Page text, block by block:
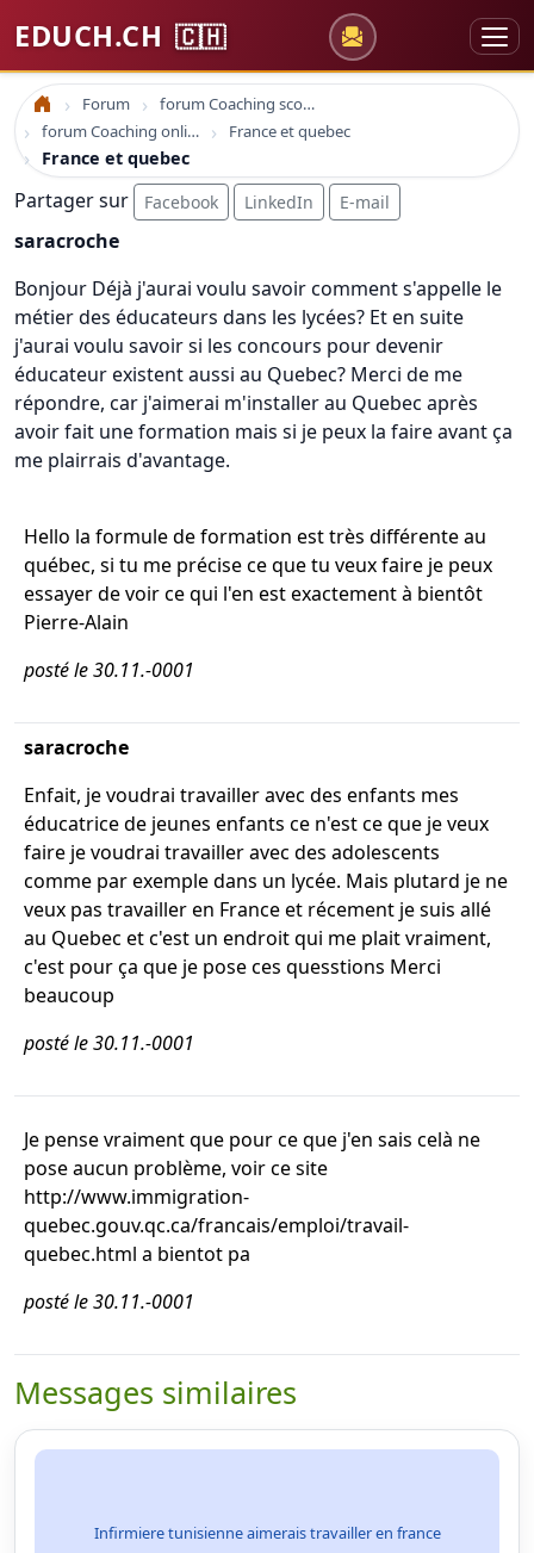
EDUCH.CH 🇨🇭
Accueil Forum
forum Coaching scolaire
forum Coaching online formation professionelle emploi education
France et quebec
France et quebec
Partager sur Facebook LinkedIn E-mail
saracroche
Bonjour Déjà j'aurai voulu savoir comment s'appelle le
métier des éducateurs dans les lycées? Et en suite
j'aurai voulu savoir si les concours pour devenir
éducateur existent aussi au Quebec? Merci de me
répondre, car j'aimerai m'installer au Quebec après
avoir fait une formation mais si je peux la faire avant ça
me plairrais d'avantage.
Hello la formule de formation est très différente au
québec, si tu me précise ce que tu veux faire je peux
essayer de voir ce qui l'en est exactement à bientôt
Pierre-Alain
posté le 30.11.-0001
saracroche
Enfait, je voudrai travailler avec des enfants mes
éducatrice de jeunes enfants ce n'est ce que je veux
faire je voudrai travailler avec des adolescents
comme par exemple dans un lycée. Mais plutard je ne
veux pas travailler en France et récement je suis allé
au Quebec et c'est un endroit qui me plait vraiment,
c'est pour ça que je pose ces quesstions Merci
beaucoup
posté le 30.11.-0001
Je pense vraiment que pour ce que j'en sais celà ne
pose aucun problème, voir ce site
http://www.immigration-
quebec.gouv.qc.ca/francais/emploi/travail-
quebec.html a bientot pa
posté le 30.11.-0001
Messages similaires
Infirmiere tunisienne aimerais travailler en france